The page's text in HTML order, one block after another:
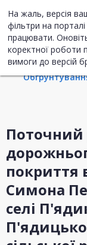
На жаль, версія
фільтри на
працювати.
коректної роботи
вимоги до версій
Поточний
покриття
Симона
селі